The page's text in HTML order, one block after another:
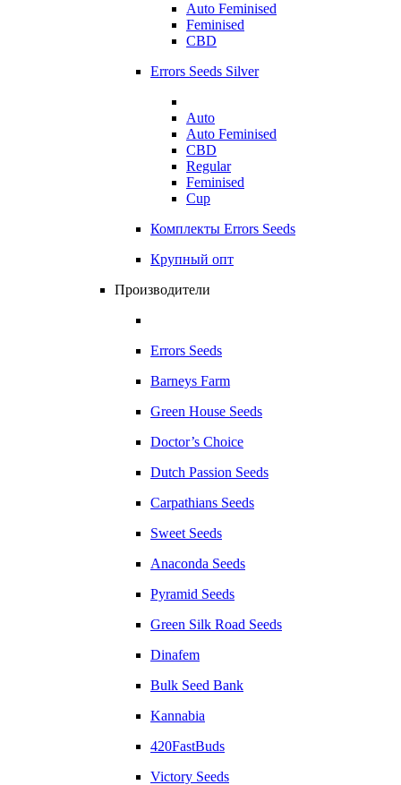
Auto Feminised
Feminised
CBD
Errors Seeds Silver
Auto
Auto Feminised
CBD
Regular
Feminised
Cup
Комплекты Errors Seeds
Крупный опт
Производители
Errors Seeds
Barneys Farm
Green House Seeds
Doctor’s Choice
Dutch Passion Seeds
Carpathians Seeds
Sweet Seeds
Anaconda Seeds
Pyramid Seeds
Green Silk Road Seeds
Dinafem
Bulk Seed Bank
Kannabia
420FastBuds
Victory Seeds